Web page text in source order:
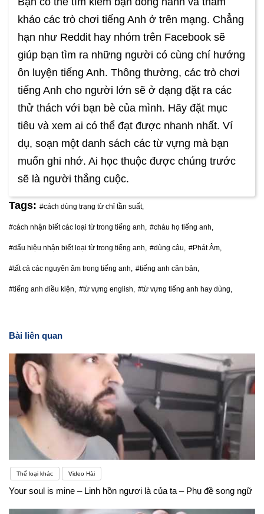
khảo các trò chơi tiếng Anh ở trên mạng. Chẳng
hạn như Reddit hay nhóm trên Facebook sẽ
giúp bạn tìm ra những người có cùng chí hướng
ôn luyện tiếng Anh. Thông thường, các trò chơi
tiếng Anh cho người lớn sẽ ở dạng đặt ra các
thử thách với bạn bè của mình. Hãy đặt mục
tiêu và xem ai có thể đạt được nhanh nhất. Ví
dụ, soạn một danh sách các từ vựng mà bạn
muốn ghi nhớ. Ai học thuộc được chúng trước
sẽ là người thắng cuộc.
Tags: #cách dùng trạng từ chỉ tần suất,
#cách nhận biết các loại từ trong tiếng anh, #cháu họ tiếng anh,
#dấu hiệu nhận biết loại từ trong tiếng anh, #dùng câu, #Phát Âm,
#tất cả các nguyên âm trong tiếng anh, #tiếng anh căn bản,
#tiếng anh điều kiện, #từ vựng english, #từ vựng tiếng anh hay dùng,
Bài liên quan
Thể loại khác Video Hài
Your soul is mine – Linh hồn ngươi là của ta – Phụ đề song ngữ